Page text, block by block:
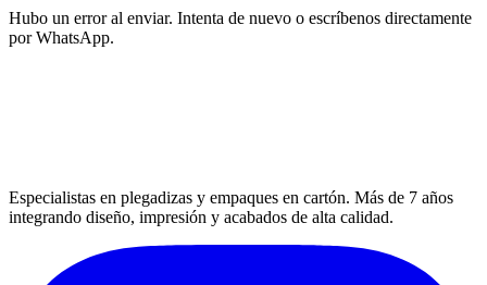
Hubo un error al enviar. Intenta de nuevo o escríbenos directamente
por WhatsApp.
Especialistas en plegadizas y empaques en cartón. Más de 7 años
integrando diseño, impresión y acabados de alta calidad.